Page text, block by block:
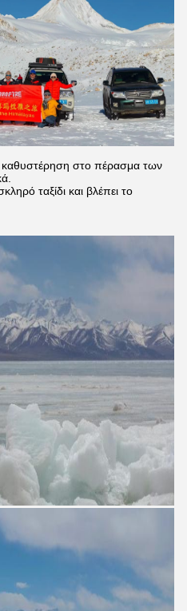
στο πέρασμα των
ταξίδι και βλέπει το